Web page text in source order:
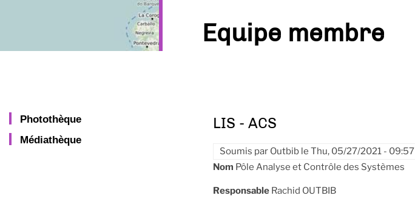
Equipe membre
Photothèque
Médiathèque
LIS - ACS
Soumis par Outbib le Thu, 05/27/2021 - 09:57
Nom Pôle Analyse et Contrôle des Systèmes
Responsable Rachid OUTBIB